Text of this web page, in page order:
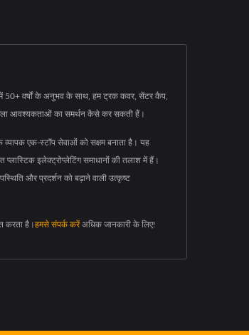
में 50+ वर्षों के अनुभव के साथ, हम ट्रक कवर, सेंटर कैप,
आवश्यकताओं का समर्थन कैसे कर सकती हैं।
एक-स्टॉप सेवाओं को सक्षम बनाता है। यह
इलेक्ट्रोप्लेटिंग समाधानों की तलाश में हैं।
और प्रदर्शन को बढ़ाने वाली उत्कृष्ट
करता है।हमसे संपर्क करेंअधिक जानकारी के लिए!